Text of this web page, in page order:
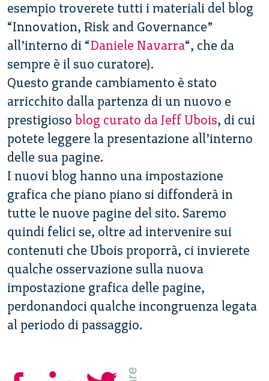
esempio troverete tutti i materiali del blog
“Innovation, Risk and Governance”
all’interno di “Daniele Navarra“, che da
sempre è il suo curatore).
Questo grande cambiamento è stato
arricchito dalla partenza di un nuovo e
prestigioso blog curato da Jeff Ubois, di cui
potete leggere la presentazione all’interno
delle sua pagine.
I nuovi blog hanno una impostazione
grafica che piano piano si diffonderà in
tutte le nuove pagine del sito. Saremo
quindi felici se, oltre ad intervenire sui
contenuti che Ubois proporrà, ci invierete
qualche osservazione sulla nuova
impostazione grafica delle pagine,
perdonandoci qualche incongruenza legata
al periodo di passaggio.